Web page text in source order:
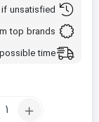
unsatisfied
top brands
time
کود
فسفر